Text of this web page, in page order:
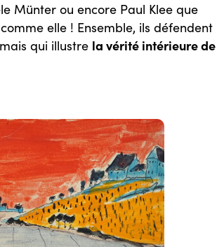
Münter ou encore Paul Klee que
elle ! Ensemble, ils défendent
qui illustre la vérité intérieure de